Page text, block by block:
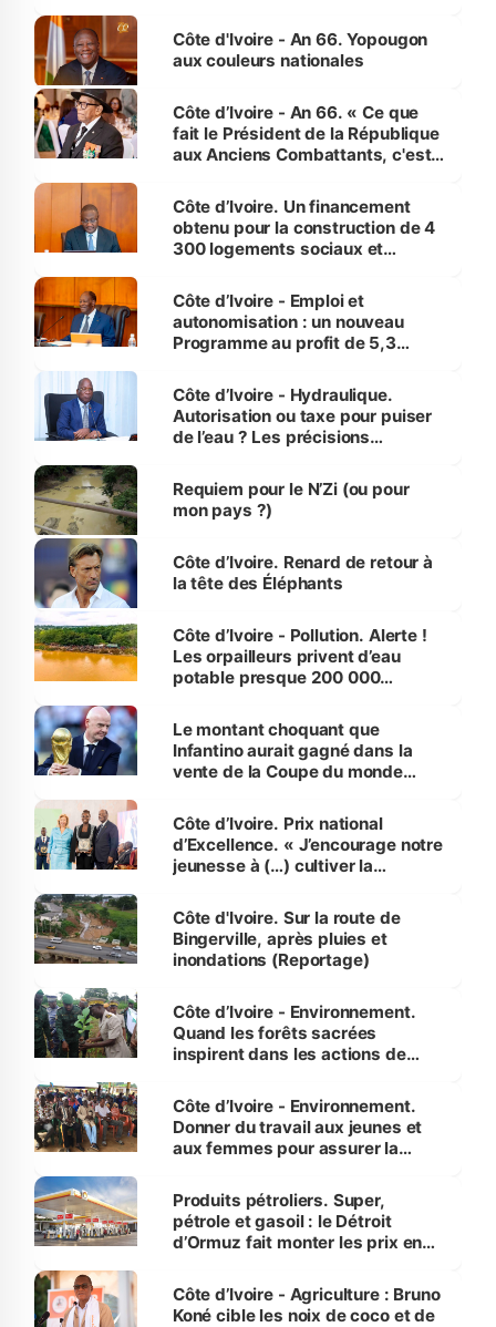
l'Etat de droit pour préserver les
vies humaines »
Côte d'Ivoire - An 66. Yopougon
aux couleurs nationales
Côte d’Ivoire - An 66. « Ce que
fait le Président de la République
aux Anciens Combattants, c'est
Côte d’Ivoire. Un financement
obtenu pour la construction de 4
300 logements sociaux et
et Yamoussoukro
Côte d’Ivoire - Emploi et
autonomisation : un nouveau
Programme au profit de 5,3
Côte d’Ivoire - Hydraulique.
Autorisation ou taxe pour puiser
de l’eau ? Les précisions
Requiem pour le N’Zi (ou pour
mon pays ?)
Côte d’Ivoire. Renard de retour à
la tête des Éléphants
Côte d’Ivoire - Pollution. Alerte !
Les orpailleurs privent d’eau
potable presque 200 000
Le montant choquant que
Infantino aurait gagné dans la
vente de la Coupe du monde
Côte d’Ivoire. Prix national
d’Excellence. « J’encourage notre
jeunesse à (…) cultiver la
(Alassane Ouattara
Côte d'Ivoire. Sur la route de
Bingerville, après pluies et
inondations (Reportage)
Côte d’Ivoire - Environnement.
Quand les forêts sacrées
inspirent dans les actions de
Côte d’Ivoire - Environnement.
Donner du travail aux jeunes et
aux femmes pour assurer la
menacées
Produits pétroliers. Super,
pétrole et gasoil : le Détroit
d’Ormuz fait monter les prix en
Côte d’Ivoire - Agriculture : Bruno
Koné cible les noix de coco et de